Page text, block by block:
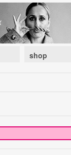
shop